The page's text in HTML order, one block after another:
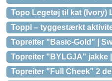
Topo Legetøj til kat (Ivory)
Toppl – tyggestærkt
Topreiter "Basic-Gold" |
Topreiter "BYLGJA" jakke
Topreiter "Full Cheek" 2